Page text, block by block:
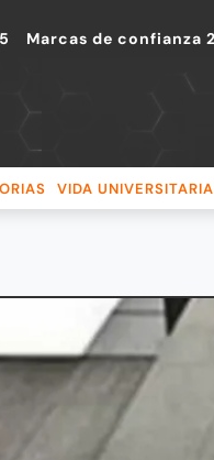
Marcas de confianza
VIDA UNIVERSITARIA